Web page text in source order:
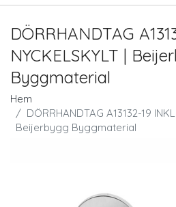
DÖRRHANDTAG
NYCKELSKYLT |
Byggmaterial
Hem
DÖRRHANDTAG A13132-19
Beijerbygg Byggmaterial